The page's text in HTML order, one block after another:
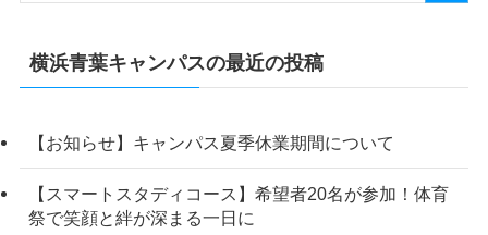
横浜青葉キャンパスの最近の投稿
【お知らせ】キャンパス夏季休業期間について
【スマートスタディコース】希望者20名が参加！体育
祭で笑顔と絆が深まる一日に